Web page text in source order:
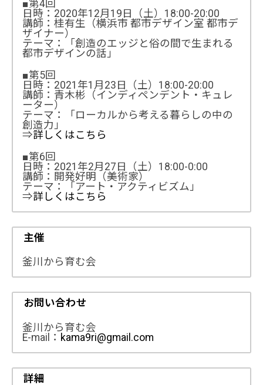
■第4回
日時：2020年12月19日（土）18:00-20:00
講師：桂有生（横浜市 都市デザイン室 都市デ
ザイナー）
テーマ：「創造のエッジと俗の間で生まれる
都市デザインの話」
■第5回
日時：2021年1月23日（土）18:00-20:00
講師：青木彬（インディペンデント・キュレ
ーター）
テーマ：「ローカルから考える暮らしの中の
創造力」
⇒詳しくはこちら
■第6回
日時：2021年2月27日（土）18:00-0:00
講師：開発好明（美術家）
テーマ：「アート・アクティビズム」
⇒詳しくはこちら
主催
釜川から育む会
お問い合わせ
釜川から育む会
E-mail： kama9ri@gmail.com
詳細